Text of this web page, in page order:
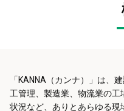
「KANNA（カンナ）」は、
工管理、製造業、物流業の
状況など、ありとあらゆる